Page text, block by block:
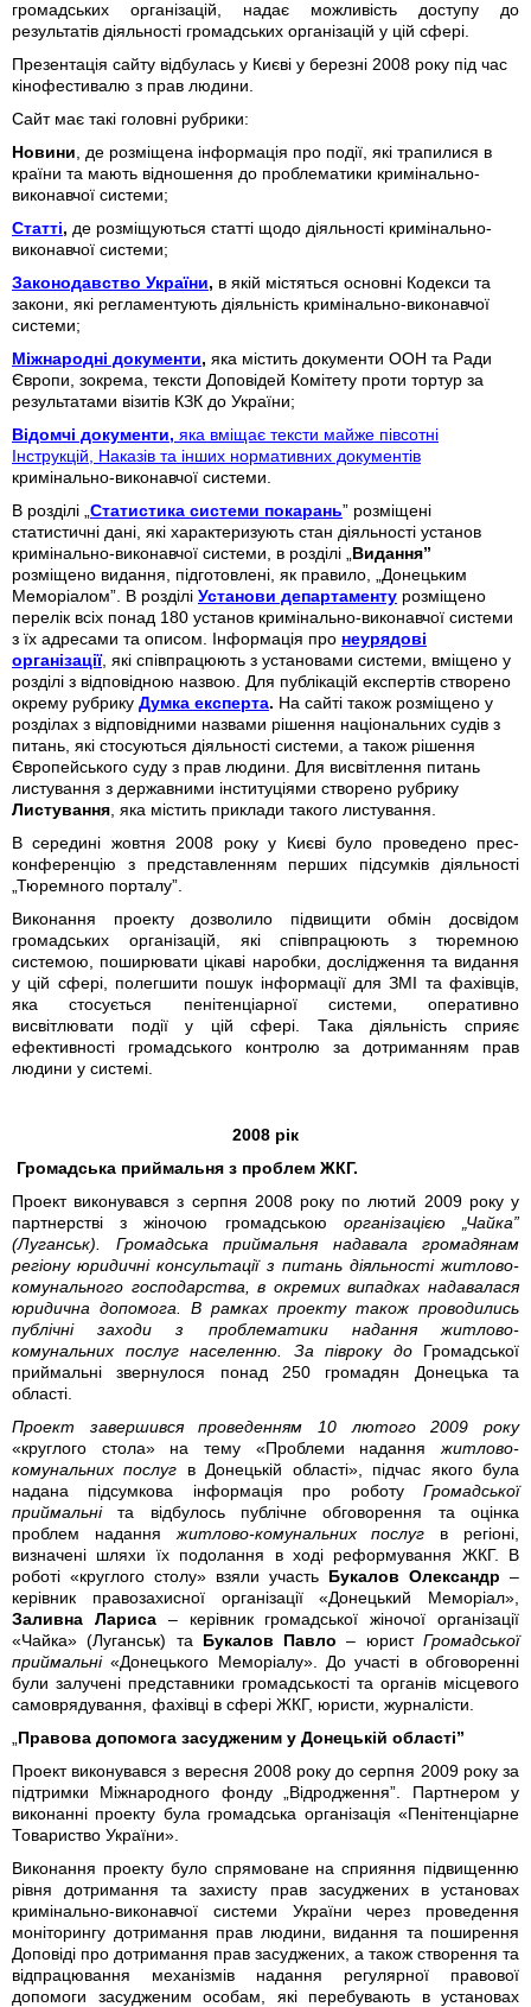
громадських організацій, надає можливість доступу до
результатів діяльності громадських організацій у цій сфері.
Презентація сайту відбулась у Києві у березні 2008 року під час
кінофестивалю з прав людини.
Сайт має такі головні рубрики:
Новини , де розміщена інформація про події, які трапилися в
країни та мають відношення до проблематики кримінально-
виконавчої системи;
Статті, де розміщуються статті щодо діяльності кримінально-
виконавчої системи;
Законодавство України, в якій містяться основні Кодекси та
закони, які регламентують діяльність кримінально-виконавчої
системи;
Міжнародні документи, яка містить документи ООН та Ради
Європи, зокрема, тексти Доповідей Комітету проти тортур за
результатами візитів КЗК до України;
Відомчі документи, яка вміщає тексти майже півсотні
Інструкцій, Наказів та інших нормативних документів
кримінально-виконавчої системи.
В розділі „ Статистика системи покарань” розміщені
статистичні дані, які характеризують стан діяльності установ
кримінально-виконавчої системи, в розділі „ Видання”
розміщено видання, підготовлені, як правило, „Донецьким
Меморіалом”. В розділі Установи департаменту розміщено
перелік всіх понад 180 установ кримінально-виконавчої системи
з їх адресами та описом. Інформація про неурядові
організації, які співпрацюють з установами системи, вміщено у
розділі з відповідною назвою. Для публікацій експертів створено
окрему рубрику Думка експерта. На сайті також розміщено у
розділах з відповідними назвами рішення національних судів з
питань, які стосуються діяльності системи, а також рішення
Європейського суду з прав людини. Для висвітлення питань
листування з державними інституціями створено рубрику
Листування , яка містить приклади такого листування.
В середині жовтня 2008 року у Києві було проведено прес-
конференцію з представленням перших підсумків діяльності
„Тюремного порталу”.
Виконання проекту дозволило підвищити обмін досвідом
громадських організацій, які співпрацюють з тюремною
системою, поширювати цікаві наробки, дослідження та видання
у цій сфері, полегшити пошук інформації для ЗМІ та фахівців,
яка стосується пенітенціарної системи, оперативно
висвітлювати події у цій сфері. Така діяльність сприяє
ефективності громадського контролю за дотриманням прав
людини у системі.
2008 рік
Громадська приймальня з проблем ЖКГ.
Проект виконувався з серпня 2008 року по лютий 2009 року у
партнерстві з жіночою громадською організацією „Чайка”
(Луганськ). Громадська приймальня надавала громадянам
регіону юридичні консультації з питань діяльності житлово-
комунального господарства, в окремих випадках надавалася
юридична допомога. В рамках проекту також проводились
публічні заходи з проблематики надання житлово-
комунальних послуг населенню. За півроку доГромадської
приймальні звернулося понад 250 громадян Донецька та
області.
Проект завершився проведенням 10 лютого 2009 року
«круглого стола» на тему «Проблеми надання житлово-
комунальних послуг в Донецькій області», підчас якого була
надана підсумкова інформація про роботу Громадської
приймальніта відбулось публічне обговорення та оцінка
проблем надання житлово-комунальних послуг в регіоні,
визначені шляхи їх подолання в ході реформування ЖКГ. В
роботі «круглого столу» взяли участь Букалов Олександр –
керівник правозахисної організації «Донецький Меморіал»,
Заливна Лариса – керівник громадської жіночої організації
«Чайка» (Луганськ) та Букалов Павло– юристГромадської
приймальні«Донецького Меморіалу». До участі в обговоренні
були залучені представники громадськості та органів місцевого
самоврядування, фахівці в сфері ЖКГ, юристи, журналісти.
Правова допомога засудженим у Донецькій області”
Проект виконувався з вересня 2008 року до серпня 2009 року за
підтримки Міжнародного фонду „Відродження”. Партнером у
виконанні проекту була громадська організація «Пенітенціарне
Товариство України».
Виконання проекту було спрямоване на сприяння підвищенню
рівня дотримання та захисту прав засуджених в установах
кримінально-виконавчої системи України через проведення
моніторингу дотримання прав людини, видання та поширення
Доповіді про дотримання прав засуджених, а також створення та
відпрацювання механізмів надання регулярної правової
допомоги засудженим особам, які перебувають в установах